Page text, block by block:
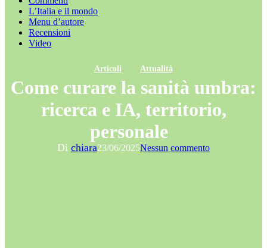
L’Italia e il mondo
Menu d’autore
Recensioni
Video
Articoli Attualità
Come curare la sanità umbra:
ricerca e IA, territorio,
personale
Di chiara23/06/2025Nessun commento